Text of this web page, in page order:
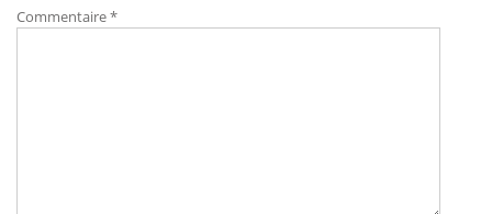
Commentaire*